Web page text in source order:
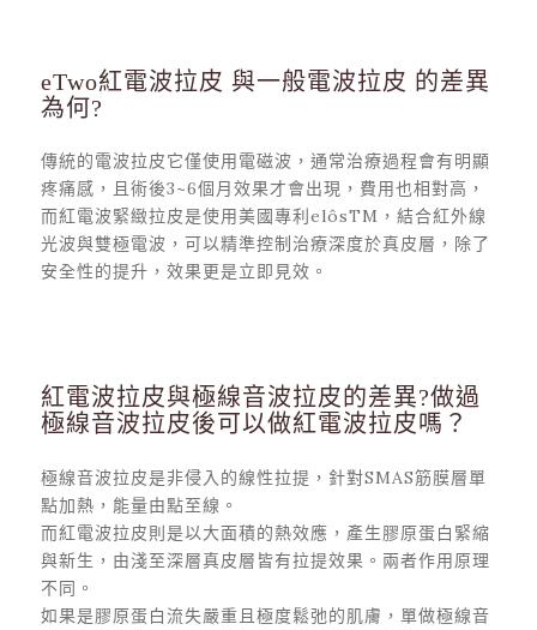
eTwo紅電波拉皮 與一般電波拉皮 的差異
為何?
傳統的電波拉皮它僅使用電磁波，通常治療過程會有明顯
疼痛感，且術後3~6個月效果才會出現，費用也相對高，
而紅電波緊緻拉皮是使用美國專利elôsTM，結合紅外線
光波與雙極電波，可以精準控制治療深度於真皮層，除了
安全性的提升，效果更是立即見效。
紅電波拉皮與極線音波拉皮的差異?做過
極線音波拉皮後可以做紅電波拉皮嗎？
極線音波拉皮是非侵入的線性拉提，針對SMAS筋膜層單
點加熱，能量由點至線。
而紅電波拉皮則是以大面積的熱效應，產生膠原蛋白緊縮
與新生，由淺至深層真皮層皆有拉提效果。兩者作用原理
不同。
如果是膠原蛋白流失嚴重且極度鬆弛的肌膚，單做極線音